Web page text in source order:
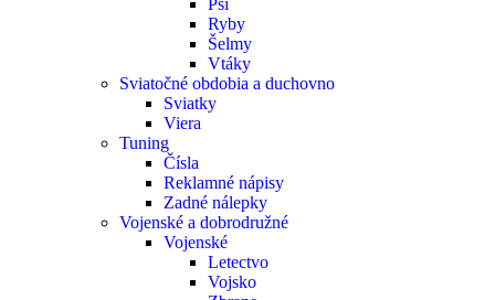
Psi
Ryby
Šelmy
Vtáky
Sviatočné obdobia a duchovno
Sviatky
Viera
Tuning
Čísla
Reklamné nápisy
Zadné nálepky
Vojenské a dobrodružné
Vojenské
Letectvo
Vojsko